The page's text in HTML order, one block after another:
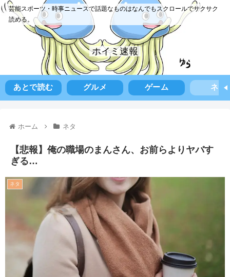
芸能スポーツ・時事ニュースで話題なものはなんでもスクロールでサクサク
読める。
ホイミ速報
あとで読む グルメ ゲーム ネタ
ホーム ネタ
【悲報】俺の職場のまんさん、お前らよりヤバす
ぎる…
ネタ